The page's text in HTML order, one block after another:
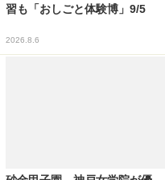
習も「おしごと体験博」9/5
2026.8.6